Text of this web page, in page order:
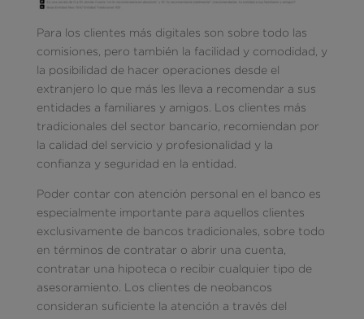
Para los clientes más digitales son sobre todo las
comisiones, pero también la facilidad y comodidad, y
la posibilidad de hacer operaciones desde el
extranjero lo que más les lleva a recomendar a sus
entidades a familiares y amigos. Los clientes más
tradicionales del sector bancario, recomiendan por
la calidad del servicio y profesionalidad y la
confianza y seguridad en la entidad.
Poder contar con atención personal en el banco es
especialmente importante para aquellos clientes
exclusivamente de bancos tradicionales, sobre todo
en términos de contratar o abrir una cuenta,
contratar una hipoteca o recibir cualquier tipo de
asesoramiento. Los clientes de neobancos
consideran suficiente la atención a través del